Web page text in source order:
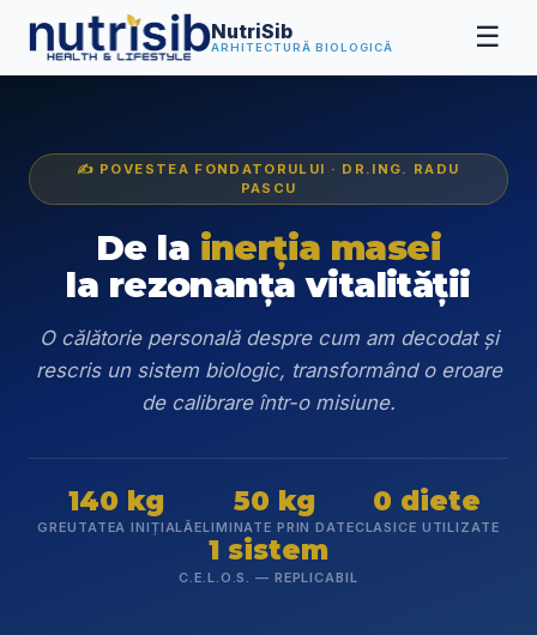
NutriSib
ARHITECTURĂ BIOLOGICĂ ☰
✍️ POVESTEA FONDATORULUI · DR.ING. RADU
PASCU
De la inerția masei
la rezonanța vitalității
O călătorie personală despre cum am decodat și
rescris un sistem biologic, transformând o eroare
de calibrare într-o misiune.
140 kg
GREUTATEA INIȚIALĂ
50 kg
ELIMINATE PRIN DATE
0 diete
CLASICE UTILIZATE
1 sistem
C.E.L.O.S. — REPLICABIL